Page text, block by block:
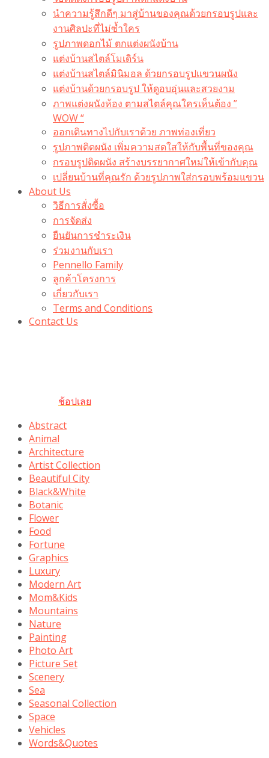
นำความรู้สึกดีๆ มาสู่บ้านของคุณด้วยกรอบรูปและ
งานศิลปะที่ไม่ซ้ำใคร
รูปภาพดอกไม้ ตกแต่งผนังบ้าน
แต่งบ้านสไตล์โมเดิร์น
แต่งบ้านสไตล์มินิมอล ด้วยกรอบรูปแขวนผนัง
แต่งบ้านด้วยกรอบรูป ให้ดูอบอุ่นและสวยงาม
ภาพแต่งผนังห้อง ตามสไตล์คุณใครเห็นต้อง ”
WOW “
ออกเดินทางไปกับเราด้วย ภาพท่องเที่ยว
รูปภาพติดผนัง เพิ่มความสดใสให้กับพื้นที่ของคุณ
กรอบรูปติดผนัง สร้างบรรยากาศใหม่ให้เข้ากับคุณ
เปลี่ยนบ้านที่คุณรัก ด้วยรูปภาพใส่กรอบพร้อมแขวน​
About Us
วิธีการสั่งซื้อ
การจัดส่ง
ยืนยันการชำระเงิน
ร่วมงานกับเรา
Pennello Family
ลูกค้าโครงการ
เกี่ยวกับเรา
Terms and Conditions
Contact Us
ช้อปเลย
Abstract
Animal
Architecture
Artist Collection
Beautiful City
Black&White
Botanic
Flower
Food
Fortune
Graphics
Luxury
Modern Art
Mom&Kids
Mountains
Nature
Painting
Photo Art
Picture Set
Scenery
Sea
Seasonal Collection
Space
Vehicles
Words&Quotes